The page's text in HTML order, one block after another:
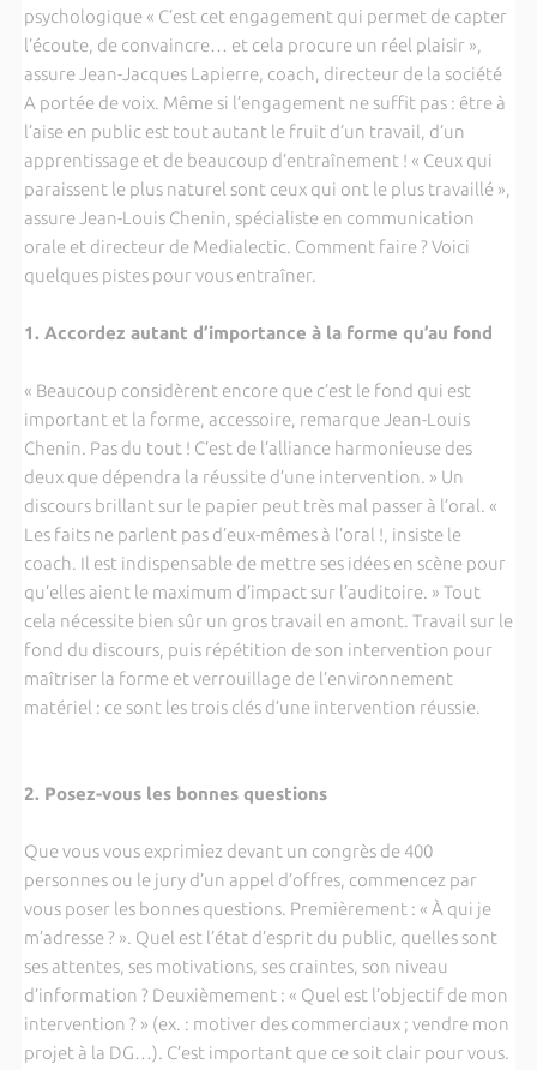
psychologique « C’est cet engagement qui permet de capter
l’écoute, de convaincre… et cela procure un réel plaisir »,
assure Jean-Jacques Lapierre, coach, directeur de la société
A portée de voix. Même si l’engagement ne suffit pas : être à
l’aise en public est tout autant le fruit d’un travail, d’un
apprentissage et de beaucoup d’entraînement ! « Ceux qui
paraissent le plus naturel sont ceux qui ont le plus travaillé »,
assure Jean-Louis Chenin, spécialiste en communication
orale et directeur de Medialectic. Comment faire ? Voici
quelques pistes pour vous entraîner.
1. Accordez autant d’importance à la forme qu’au fond
« Beaucoup considèrent encore que c’est le fond qui est
important et la forme, accessoire, remarque Jean-Louis
Chenin. Pas du tout ! C’est de l’alliance harmonieuse des
deux que dépendra la réussite d’une intervention. » Un
discours brillant sur le papier peut très mal passer à l’oral. «
Les faits ne parlent pas d’eux-mêmes à l’oral !, insiste le
coach. Il est indispensable de mettre ses idées en scène pour
qu’elles aient le maximum d’impact sur l’auditoire. » Tout
cela nécessite bien sûr un gros travail en amont. Travail sur le
fond du discours, puis répétition de son intervention pour
maîtriser la forme et verrouillage de l’environnement
matériel : ce sont les trois clés d’une intervention réussie.
2. Posez-vous les bonnes questions
Que vous vous exprimiez devant un congrès de 400
personnes ou le jury d’un appel d’offres, commencez par
vous poser les bonnes questions. Premièrement : « À qui je
m’adresse ? ». Quel est l’état d’esprit du public, quelles sont
ses attentes, ses motivations, ses craintes, son niveau
d’information ? Deuxièmement : « Quel est l’objectif de mon
intervention ? » (ex. : motiver des commerciaux ; vendre mon
projet à la DG…). C’est important que ce soit clair pour vous.